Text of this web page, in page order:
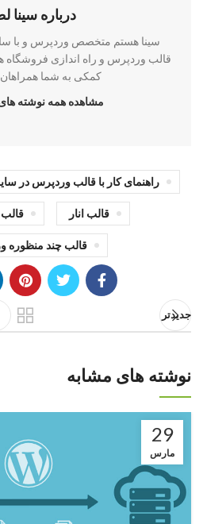
درباره سینا
سینا هستم متخصص وردپرس و با
قالب وردپرس و راه اندازی فروشگاه
کمکی به شما
مشاهده همه نوشته
راهنمای کار با قالب وردپرس در
قالب انار
قالب چند منظوره
جدیدتر
نوشته های مشابه
29
مارس